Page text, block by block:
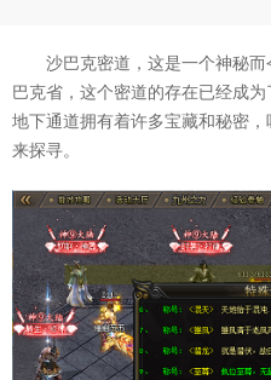
沙巴克密道，这是一个神秘
巴克省，这个密道的存在已经成
地下通道拥有着许多宝藏和秘密
来探寻。